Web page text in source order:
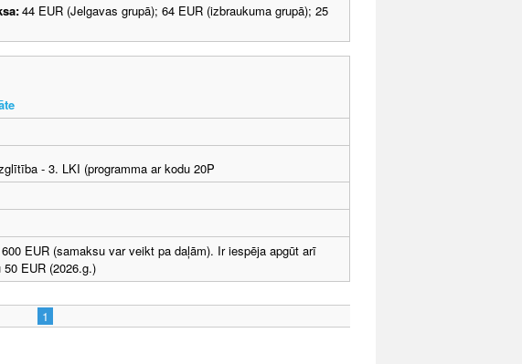
44 EUR (Jelgavas grupā); 64 EUR (izbraukuma grupā); 25
- 3. LKI (programma ar kodu 20P
600 EUR (samaksu var veikt pa daļām). Ir iespēja apgūt arī
EUR (2026.g.)
1